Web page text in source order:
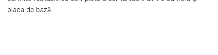
placa de bază.